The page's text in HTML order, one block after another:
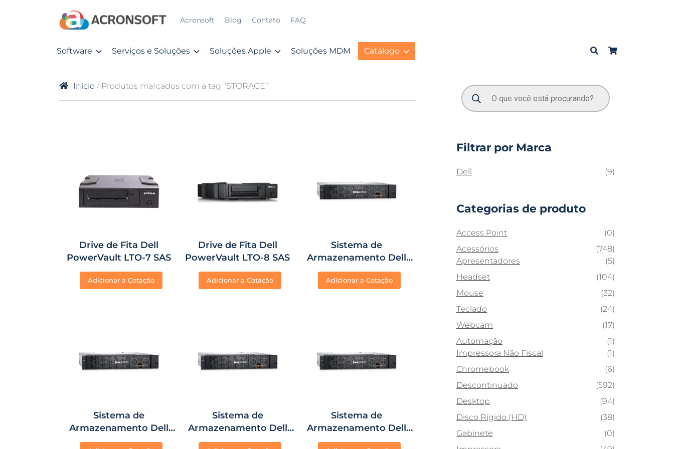
Acronsoft Blog Contato FAQ
Software Serviços e Soluções Soluções Apple Soluções MDM Catálogo
Início / Produtos marcados com a tag “STORAGE”
Drive de Fita Dell
PowerVault LTO-7 SAS
Adicionar a Cotação
Drive de Fita Dell
PowerVault LTO-8 SAS
Adicionar a Cotação
Sistema de
Armazenamento Dell
EMC ME5012 iSCSI
10/25GB SFP28 Dual
Adicionar a Cotação
Sistema de
Armazenamento Dell
EMC ME5012 iSCSI 10GB
Sistema de
Armazenamento Dell
EMC ME5012 SAS Dual
Sistema de
Armazenamento Dell
EMC ME5024 iSCSI
Filtrar por Marca
Dell (9)
Categorias de produto
Access Point
(0)
Acessórios
(748)
Apresentadores
(5)
Headset
(104)
Mouse
(32)
Teclado
(24)
Webcam
(17)
Automação
(1)
Impressora Não Fiscal
(1)
Chromebook
(6)
Descontinuado
(592)
Desktop
(94)
Disco Rígido (HD)
(38)
Gabinete
(0)